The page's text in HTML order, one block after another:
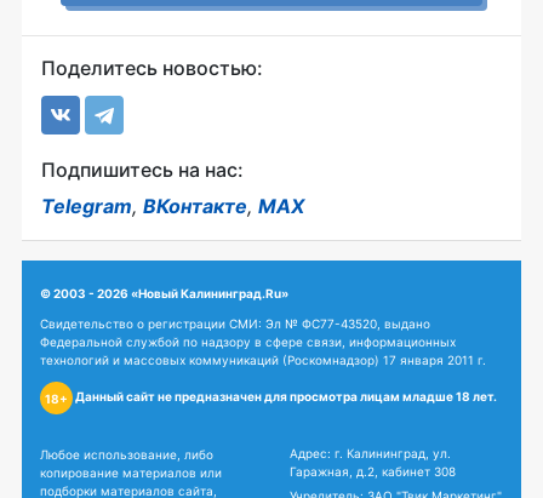
Поделитесь новостью:
Подпишитесь на нас:
Telegram, ВКонтакте, MAX
© 2003 - 2026 «Новый Калининград.Ru»
Свидетельство о регистрации СМИ: Эл № ФС77-43520, выдано
Федеральной службой по надзору в сфере связи, информационных
технологий и массовых коммуникаций (Роскомнадзор) 17 января 2011 г.
18+ Данный сайт не предназначен для просмотра лицам младше 18 лет.
Любое использование, либо
копирование материалов или
подборки материалов сайта,
Адрес: г. Калининград, ул.
Гаражная, д.2, кабинет 308